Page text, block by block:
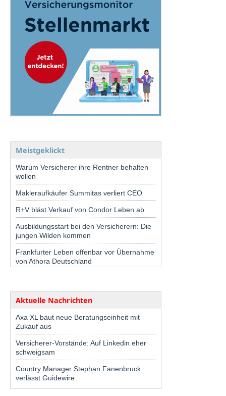
Meistgeklickt
Warum Versicherer ihre Rentner behalten
wollen
Makleraufkäufer Summitas verliert CEO
R+V bläst Verkauf von Condor Leben ab
Ausbildungsstart bei den Versicherern: Die
jungen Wilden kommen
Frankfurter Leben offenbar vor Übernahme
von Athora Deutschland
Aktuelle Nachrichten
Axa XL baut neue Beratungseinheit mit
Zukauf aus
Versicherer-Vorstände: Auf Linkedin eher
schweigsam
Country Manager Stephan Fanenbruck
verlässt Guidewire